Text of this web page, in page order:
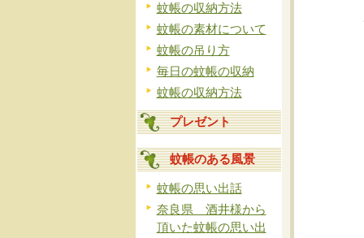
蚊帳の収納方法
蚊帳の素材について
蚊帳の吊り方
毎日の蚊帳の収納
蚊帳の収納方法
プレゼント
蚊帳のある風景
蚊帳の思い出話
奈良県 酒井様から
頂いた蚊帳の思い出